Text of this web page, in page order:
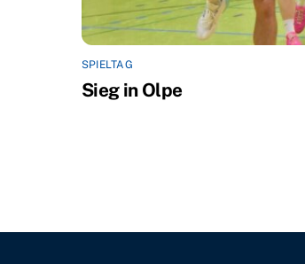
SPIELTAG
Sieg in Olpe